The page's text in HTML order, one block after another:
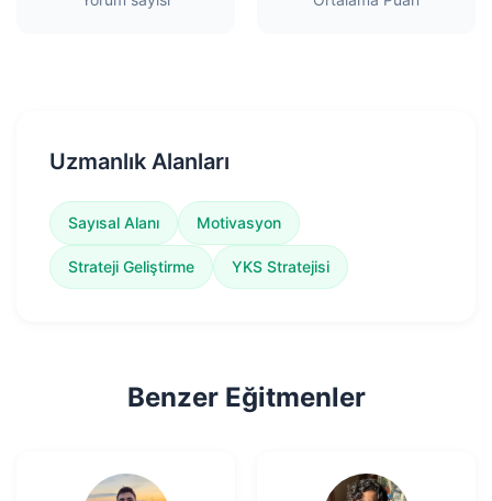
Uzmanlık Alanları
Sayısal Alanı Motivasyon
Strateji Geliştirme YKS Stratejisi
Benzer Eğitmenler